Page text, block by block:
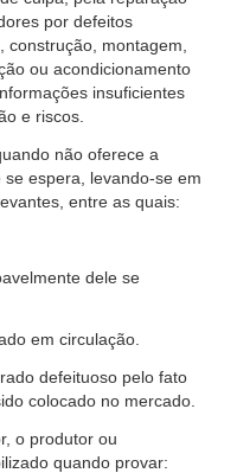
por defeitos
montagem,
ou acondicionamento
insuficientes
e riscos.
não oferece a
espera, levando-se em
entre as quais:
dele se
em circulação.
defeituoso pelo fato
colocado no mercado.
o produtor ou
quando provar: